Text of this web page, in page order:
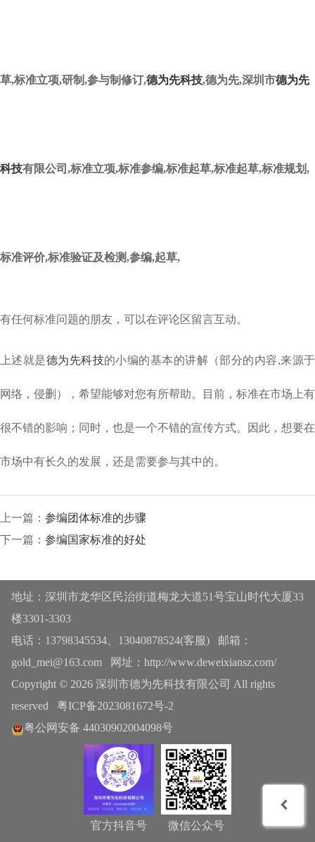
草,标准立项,研制,参与制修订,德为先科技,德为先,深圳市德为先
科技有限公司,标准立项,标准参编,标准起草,标准起草,标准规划,
标准评价,标准验证及检测,参编,起草,
有任何标准问题的朋友，可以在评论区留言互动。
上述就是德为先科技的小编的基本的讲解（部分的内容,来源于
网络，侵删），希望能够对您有所帮助。目前，标准在市场上有
很不错的影响；同时，也是一个不错的宣传方式。因此，想要在
市场中有长久的发展，还是需要参与其中的。
上一篇： 参编团体标准的步骤
下一篇： 参编国家标准的好处
地址：深圳市龙华区民治街道梅龙大道51号宝山时代大厦33
楼3301-3303
电话：13798345534、13040878524(客服) 邮箱：
gold_mei@163.com 网址：http://www.deweixiansz.com/
Copyright © 2026 深圳市德为先科技有限公司 All rights
reserved 粤ICP备2023081672号-2
粤公网安备 44030902004098号
官方抖音号 微信公众号